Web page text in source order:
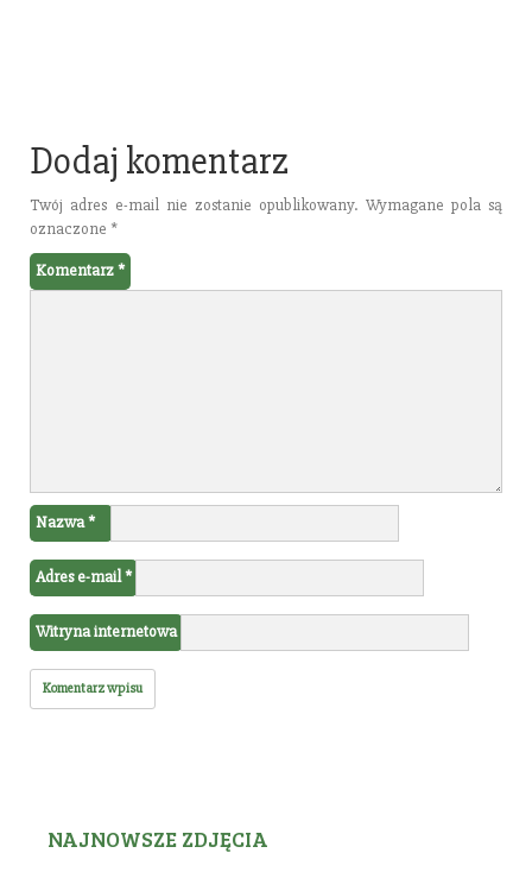
Dodaj komentarz
Twój adres e-mail nie zostanie opublikowany. Wymagane pola są
oznaczone *
Komentarz*
Nazwa*
Adres e-mail*
Witryna internetowa
NAJNOWSZE ZDJĘCIA